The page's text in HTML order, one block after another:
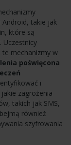
takie jak
które są
Uczestnicy
te mechanizmy w
poświęcona
i
zagrożenia
takich jak SMS,
również
szyfrowania